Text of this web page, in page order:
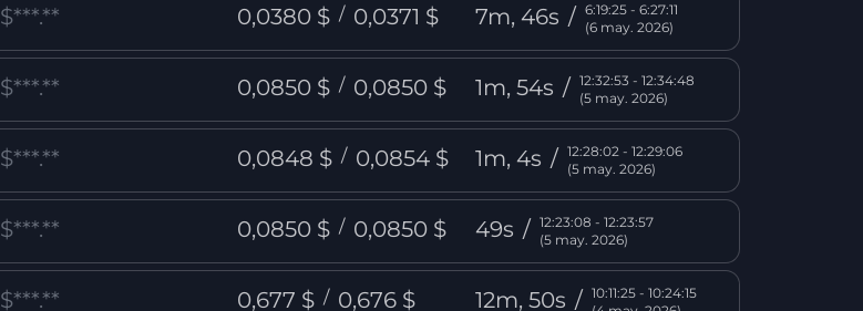
$***.** 0,0380 $ / 0,0371 $ 7m, 46s / 6:19:25 - 6:27:11
(6 may. 2026)
$***.** 0,0850 $ / 0,0850 $ 1m, 54s / 12:32:53 - 12:34:48
(5 may. 2026)
$***.** 0,0848 $ / 0,0854 $ 1m, 4s / 12:28:02 - 12:29:06
(5 may. 2026)
$***.** 0,0850 $ / 0,0850 $ 49s / 12:23:08 - 12:23:57
(5 may. 2026)
$***.** 0,677 $ / 0,676 $ 12m, 50s / 10:11:25 - 10:24:15